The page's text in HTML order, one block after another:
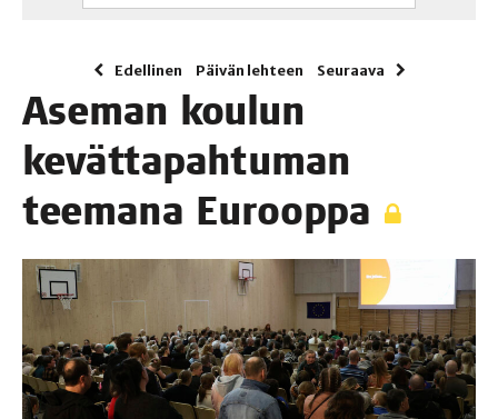
Edellinen Päivän lehteen Seuraava
Ase­man kou­lun
kevät­ta­pah­tu­man
tee­ma­na Eurooppa